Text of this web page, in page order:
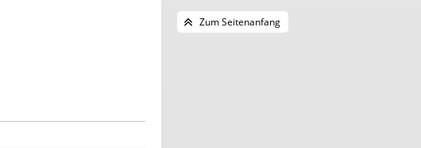
Zum Seitenanfang